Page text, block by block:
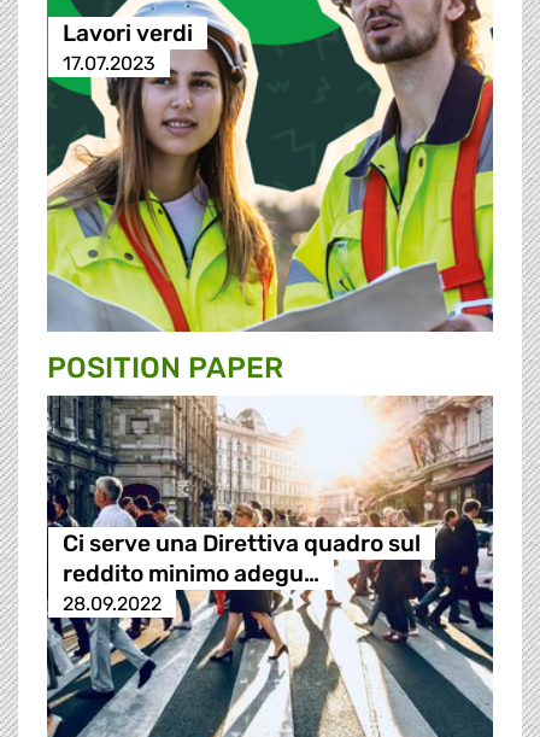
Lavori verdi
17.07.2023
POSITION PAPER
Ci serve una Direttiva quadro sul
reddito minimo adegu…
28.09.2022